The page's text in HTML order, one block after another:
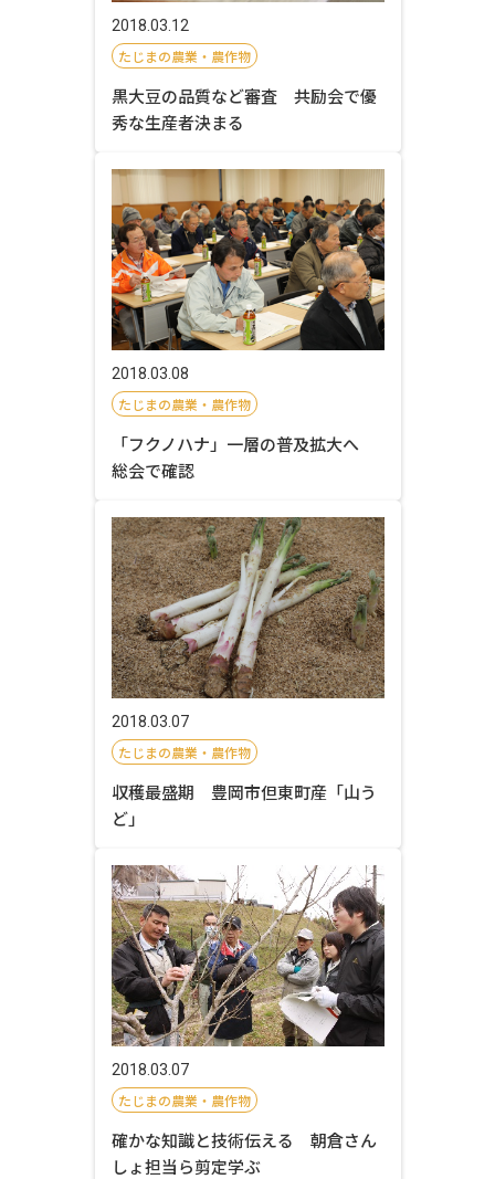
2018.03.12
たじまの農業・農作物
黒大豆の品質など審査 共励会で優
秀な生産者決まる
2018.03.08
たじまの農業・農作物
「フクノハナ」一層の普及拡大へ
総会で確認
2018.03.07
たじまの農業・農作物
収穫最盛期 豊岡市但東町産「山う
ど」
2018.03.07
たじまの農業・農作物
確かな知識と技術伝える 朝倉さん
しょ担当ら剪定学ぶ